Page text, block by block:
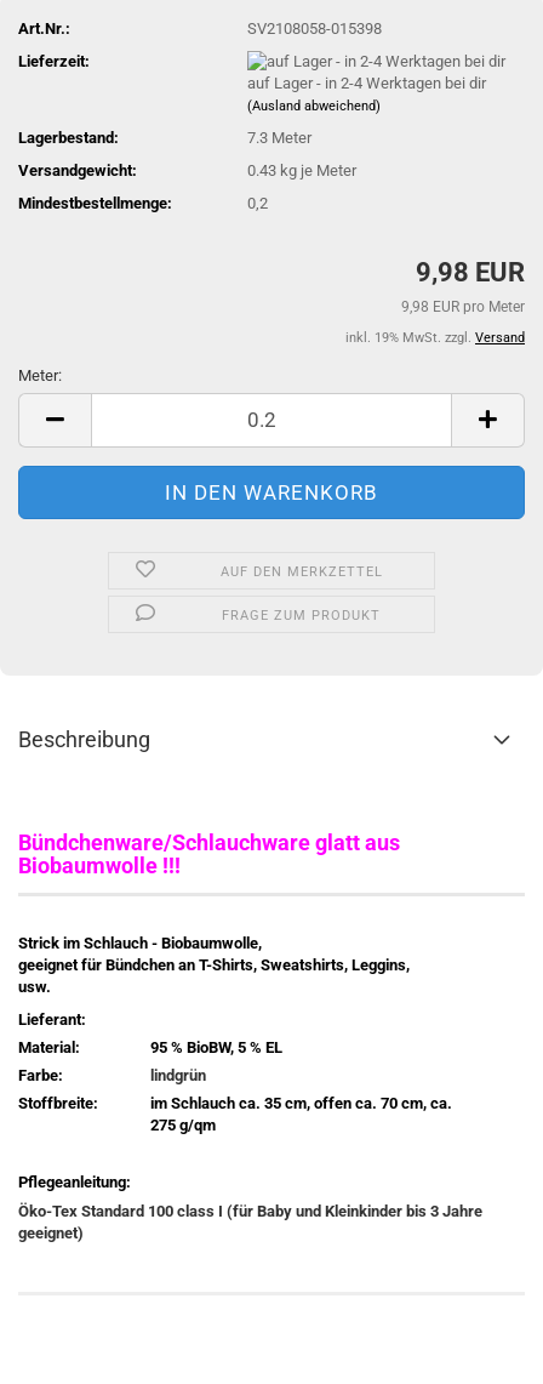
Art.Nr.:
SV2108058-015398
Lieferzeit:
auf Lager - in 2-4 Werktagen bei dir
(Ausland abweichend)
Lagerbestand: 7.3 Meter
Versandgewicht:
0.43 kg je Meter
Mindestbestellmenge:
0,2
9,98 EUR
9,98 EUR pro Meter
inkl. 19% MwSt. zzgl. Versand
Meter:
Meter
AUF DEN MERKZETTEL
FRAGE ZUM PRODUKT
Beschreibung
Bündchenware/Schlauchware glatt aus
Biobaumwolle !!!
Strick im Schlauch - Biobaumwolle,
geeignet für Bündchen an T-Shirts, Sweatshirts, Leggins,
usw.
Lieferant:
Material:
95 % BioBW, 5 % EL
Farbe:
lindgrün
Stoffbreite:
im Schlauch ca. 35 cm, offen ca. 70 cm, ca.
275 g/qm
Pflegeanleitung:
Öko-Tex Standard 100 class I (für Baby und Kleinkinder bis 3 Jahre
geeignet)